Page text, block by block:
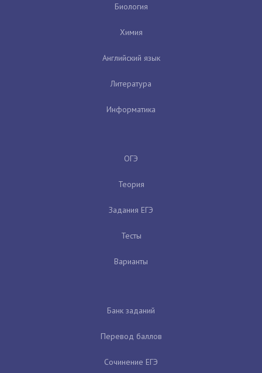
Биология
Химия
Английский язык
Литература
Информатика
ОГЭ
Теория
Задания ЕГЭ
Тесты
Варианты
Банк заданий
Перевод баллов
Сочинение ЕГЭ